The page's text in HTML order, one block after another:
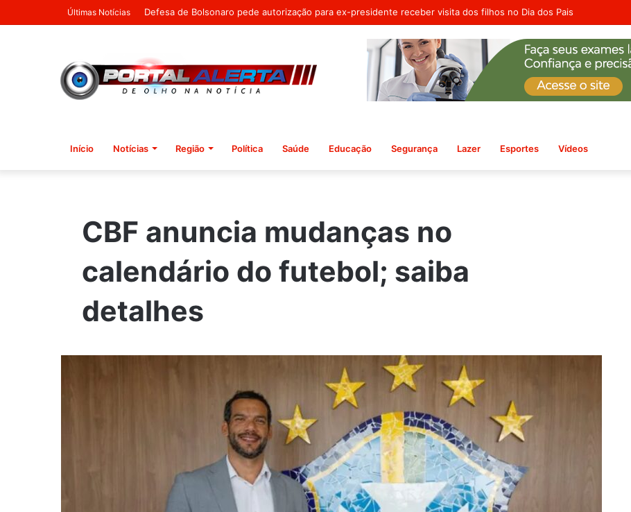
Últimas Notícias Agosto Lilás destaca a importância do Departamento de Políticas Públicas para as Mulheres em Ribeira do Pombal
Início Notícias Região Política Saúde Educação Segurança Lazer Esportes Vídeos
CBF anuncia mudanças no
calendário do futebol; saiba
detalhes